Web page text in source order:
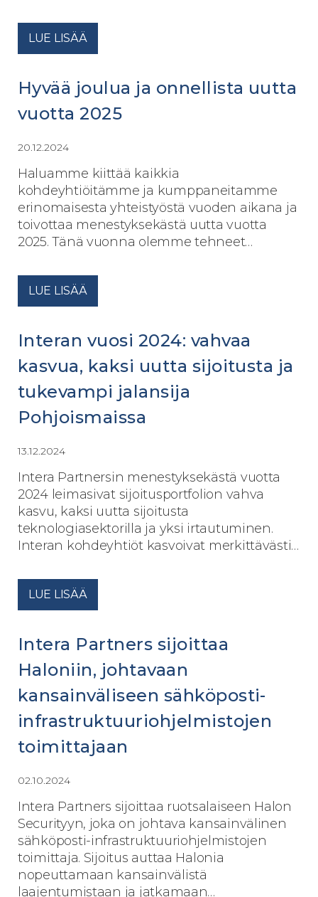
LUE LISÄÄ
Hyvää joulua ja onnellista uutta
vuotta 2025
20.12.2024
Haluamme kiittää kaikkia
kohdeyhtiöitämme ja kumppaneitamme
erinomaisesta yhteistyöstä vuoden aikana ja
toivottaa menestyksekästä uutta vuotta
2025. Tänä vuonna olemme tehneet…
LUE LISÄÄ
Interan vuosi 2024: vahvaa
kasvua, kaksi uutta sijoitusta ja
tukevampi jalansija
Pohjoismaissa
13.12.2024
Intera Partnersin menestyksekästä vuotta
2024 leimasivat sijoitusportfolion vahva
kasvu, kaksi uutta sijoitusta
teknologiasektorilla ja yksi irtautuminen.
Interan kohdeyhtiöt kasvoivat merkittävästi…
LUE LISÄÄ
Intera Partners sijoittaa
Haloniin, johtavaan
kansainväliseen sähköposti-
infrastruktuuriohjelmistojen
toimittajaan
02.10.2024
Intera Partners sijoittaa ruotsalaiseen Halon
Securityyn, joka on johtava kansainvälinen
sähköposti-infrastruktuuriohjelmistojen
toimittaja. Sijoitus auttaa Halonia
nopeuttamaan kansainvälistä
laajentumistaan ​​ja jatkamaan…